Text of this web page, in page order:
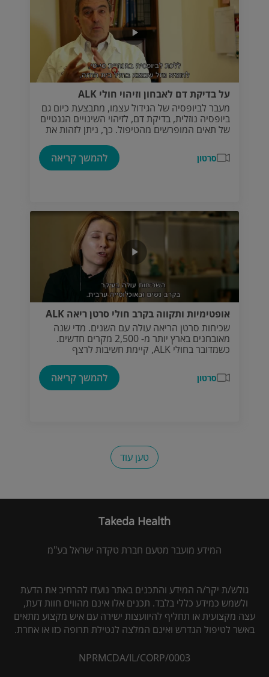
על בדיקת דם לאבחון וזיהוי חולי ALK
מעבר לביופסיה של הגידול עצמו, מתבצעת כיום גם
ביופסיה נוזלית, בדיקת דם, לזיהוי השינויים הגנטיים
של תאים המופרשים מהטיפול. כך, ניתן לזהות את
סרטון להמשך קריאה
אופטימיות ותקווה בקרב חולי סרטן ריאה ALK
שכיחות סרטן הריאה עולה עם השנים. מדי שנה
מאובחנים בארץ יותר מ- 2,500 מקרים חדשים.
כשמדובר בחולי ALK, קיימת חשיבות לרצף
שטופלו במספר מעכבי ALK, בזה אחר זה, זוכים
לתוחלת חיים של יותר מחמש שנים מגילוי המחלה,
לעומת 30% בלבד ממי שטופלו במעכב ALK אחד
סרטון להמשך קריאה
טען עוד
Takeda Health
המידע מועבר מטעם חברת טקדה ישראל בע"מ
גולש/ת יקר/ה המידע והתכנים באתר נועדו להרחיב את הדעת
ולשמש כמידע כללי בלבד. תכנים אלו אינם מהווים חוות דעת,
עצה מקצועית או תחליף להיוועצות ישירה עם איש מקצוע מתאים
באשר לטיפול הנדרש ואינם המלצה לנטילת תרופה כזו או אחרת.
NPRMCDA/IL/CORP/0003